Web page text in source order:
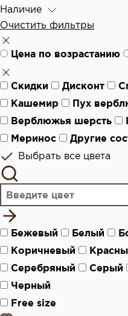
Наличие
Очистить фильтры
Цена по возрастанию
Скидки Дисконт
Кашемир
Пух
Верблюжья шерсть
Меринос
Другие
Выбрать все цвета
Бежевый Белый
Коричневый
Серебряный
Серый
Черный
Free size